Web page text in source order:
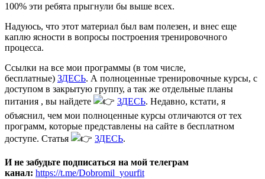
100% эти ребята прыгнули бы выше всех.
Надуюсь, что этот материал был вам полезен, и внес еще
каплю ясности в вопросы построения тренировочного
процесса.
Ссылки на все мои программы (в том числе,
бесплатные) ЗДЕСЬ. А полноценные тренировочные курсы, с
доступом в закрытую группу, а так же отдельные планы
питания , вы найдете
ЗДЕСЬ. Недавно, кстати, я
объяснил, чем мои полноценные курсы отличаются от тех
программ, которые представлены на сайте в бесплатном
доступе. Статья
ЗДЕСЬ.
И не забудьте подписаться на мой телеграм
канал: https://t.me/Dobromil_yourfit